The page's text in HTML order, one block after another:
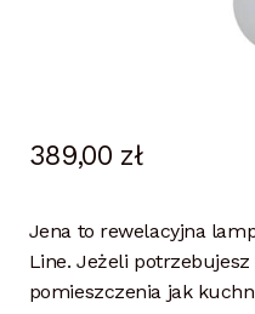
389,00 zł
Jena to rewelacyjna
Line. Jeżeli
pomieszczenia jak